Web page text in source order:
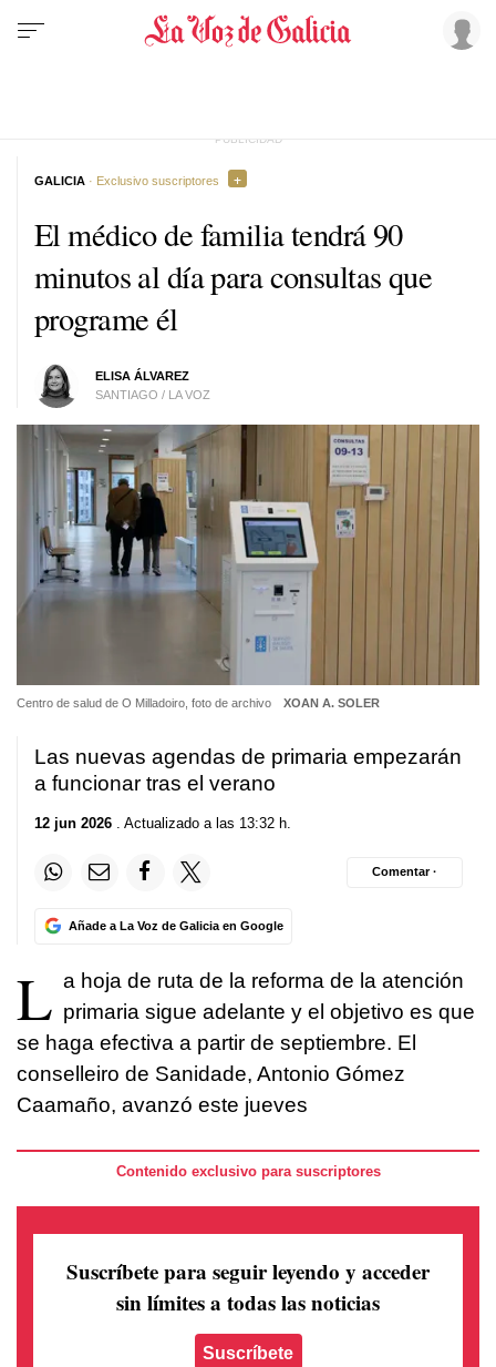
El médico de familia tendrá 90
minutos al día para consultas que
programe él
ELISA ÁLVAREZ
SANTIAGO / LA VOZ
GALICIA · Exclusivo suscriptores
Centro de salud de O Milladoiro, foto de archivo XOAN A. SOLER
Las nuevas agendas de primaria empezarán
a funcionar tras el verano
12 jun 2026 . Actualizado a las 13:32 h.
Añade a La Voz de Galicia en Google
Comentar ·
L a hoja de ruta de la reforma de la atención
primaria sigue adelante y el objetivo es que
se haga efectiva a partir de septiembre. El
conselleiro de Sanidade, Antonio Gómez
Caamaño, avanzó este jueves
Contenido exclusivo para suscriptores
Suscríbete para seguir leyendo y acceder
sin límites a todas las noticias
Suscríbete